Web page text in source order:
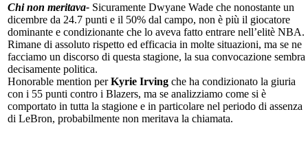
Chi non meritava- Sicuramente Dwyane Wade che nonostante un
dicembre da 24.7 punti e il 50% dal campo, non è più il giocatore
dominante e condizionante che lo aveva fatto entrare nell’elitè NBA.
Rimane di assoluto rispetto ed efficacia in molte situazioni, ma se ne
facciamo un discorso di questa stagione, la sua convocazione sembra
decisamente politica.
Honorable mention perKyrie Irving che ha condizionato la giuria
con i 55 punti contro i Blazers, ma se analizziamo come si è
comportato in tutta la stagione e in particolare nel periodo di assenza
di LeBron, probabilmente non meritava la chiamata.